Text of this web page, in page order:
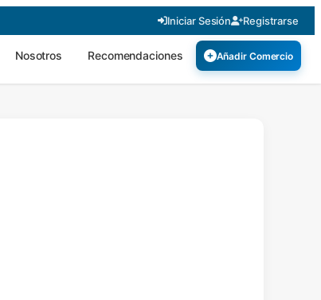
Iniciar Sesión Registrarse
Nosotros Recomendaciones Añadir Comercio